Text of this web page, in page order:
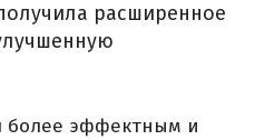
расширенное
более эффектным и